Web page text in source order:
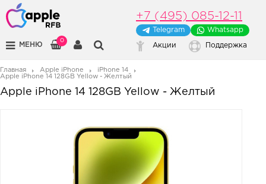
МЕНЮ
0
+7 (495) 085-12-11
Telegram Whatsapp
Акции Поддержка
Главная Apple iPhone
iPhone 14
Apple iPhone 14 128GB Yellow - Желтый
Apple iPhone 14 128GB Yellow - Желтый